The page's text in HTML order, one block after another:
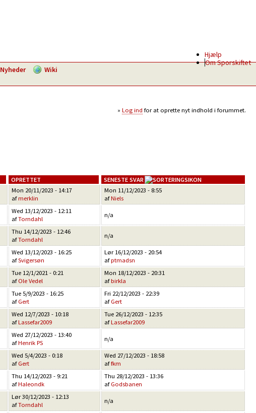
Hjælp
Om Sporskiftet
Nyheder Wiki
Log ind for at oprette nyt indhold i forummet.
OPRETTET SENESTE SVAR
Mon 20/11/2023 - 14:17
afmerklin
Mon 11/12/2023 - 8:55
afNiels
Wed 13/12/2023 - 12:11
afTorndahl
n/a
Thu 14/12/2023 - 12:46
afTorndahl
n/a
Wed 13/12/2023 - 16:25
afSvigersøn
Lør 16/12/2023 - 20:54
afptmadsn
Tue 12/1/2021 - 0:21
af Ole Vedel
Mon 18/12/2023 - 20:31
afbirkla
Tue 5/9/2023 - 16:25
af Gert
Fri 22/12/2023 - 22:39
af Gert
Wed 12/7/2023 - 10:18
afLassefar2009
Tue 26/12/2023 - 12:35
afLassefar2009
Wed 27/12/2023 - 13:40
afHenrik PS
n/a
Wed 5/4/2023 - 0:18
af Gert
Wed 27/12/2023 - 18:58
affkm
Thu 14/12/2023 - 9:21
afHaleondk
Thu 28/12/2023 - 13:36
af Godsbanen
Lør 30/12/2023 - 12:13
afTorndahl
n/a